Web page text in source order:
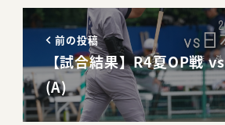
前の投稿
【試合結果】R4夏OP戦
(A)